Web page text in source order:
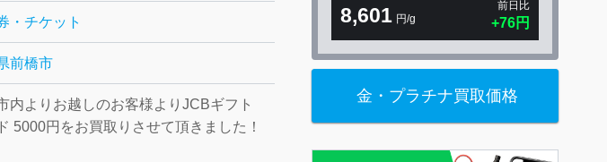
・チケット
前橋市
内よりお越しのお客様よりJCBギフト
5000円をお買取りさせて頂きました！
8,601 円/g
前日比
+76円
金・プラチナ買取価格